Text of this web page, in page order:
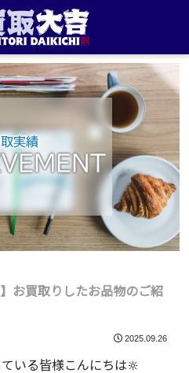
実績
お買取りしたお品物のご紹
2025.09.26
いる皆様こんにちは🔆